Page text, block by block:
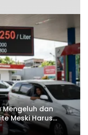
Mengeluh dan
Meski Harus